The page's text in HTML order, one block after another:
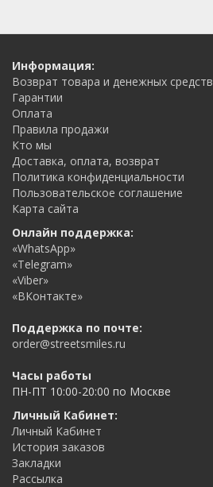
Информация:
Возврат товара и денежных средств
Гарантии
Оплата
Правила продажи
Кто мы
Доставка, оплата, возврат
Политика конфиденциальности
Пользовательское соглашение
Карта сайта
Онлайн поддержка:
«WhatsApp»
«Telegram»
«Viber»
«ВКонтакте»
Поддержка по почте:
order@streetsmiles.ru
Часы работы
ПН-ПТ 10:00-20:00 по Москве
Личный Кабинет:
Личный Кабинет
История заказов
Закладки
Рассылка